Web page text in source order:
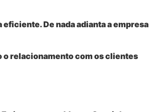
De nada adianta a empresa
o relacionamento com os clientes